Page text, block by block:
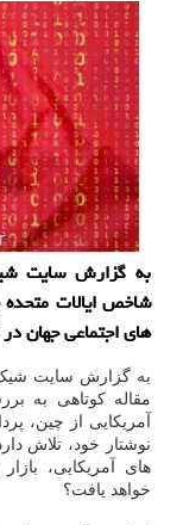
به گزارش سایت
شاخص ایالات متحده
های اجتماعی جهان
به گزارش سایت شیک
مقاله کوتاهی به
آمریکایی از چین،
نوشتار خود، تلاش
های آمریکایی،
خواهد یافت؟